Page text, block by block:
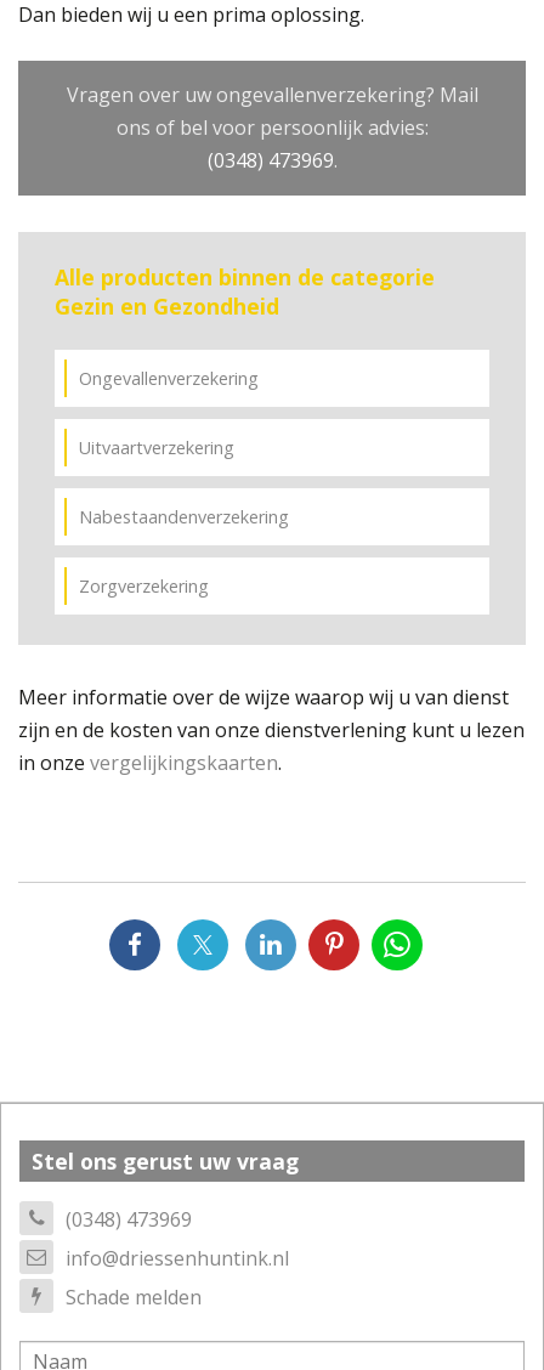
Dan bieden wij u een prima oplossing.
Vragen over uw ongevallenverzekering? Mail
ons of bel voor persoonlijk advies:
(0348) 473969.
Alle producten binnen de categorie
Gezin en Gezondheid
Ongevallenverzekering
Uitvaartverzekering
Nabestaandenverzekering
Zorgverzekering
Meer informatie over de wijze waarop wij u van dienst
zijn en de kosten van onze dienstverlening kunt u lezen
in onze vergelijkingskaarten.
Stel ons gerust uw vraag
(0348) 473969
info@driessenhuntink.nl
Schade melden